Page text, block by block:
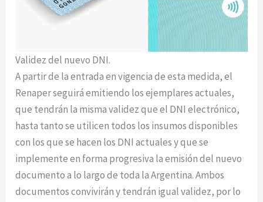
Validez del nuevo DNI.
A partir de la entrada en vigencia de esta medida, el
Renaper seguirá emitiendo los ejemplares actuales,
que tendrán la misma validez que el DNI electrónico,
hasta tanto se utilicen todos los insumos disponibles
con los que se hacen los DNI actuales y que se
implemente en forma progresiva la emisión del nuevo
documento a lo largo de toda la Argentina. Ambos
documentos convivirán y tendrán igual validez, por lo